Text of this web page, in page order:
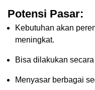
Potensi Pasar:
Kebutuhan akan
meningkat.
Bisa dilakukan
Menyasar berbagai